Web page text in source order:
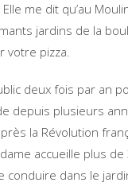
me dit qu’au
jardins de la
votre pizza.
deux fois par an
depuis plusieurs
la Révolution
accueille plus
dans le